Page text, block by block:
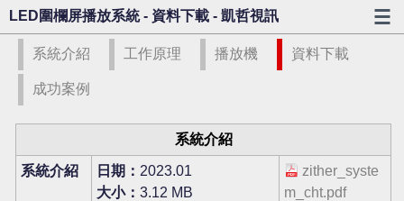
LED圍欄屏播放系統 - 資料下載 - 凱哲視訊
系統介紹 工作原理 播放機 資料下載
成功案例
系統介紹
系統介紹 日期： 2023.01
大小： 3.12 MB
zither_syste
m_cht.pdf